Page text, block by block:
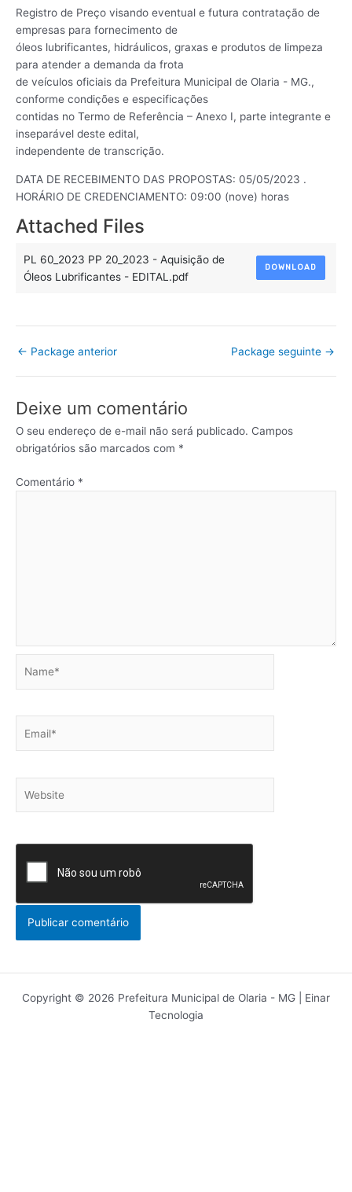
Registro de Preço visando eventual e futura contratação de
empresas para fornecimento de
óleos lubrificantes, hidráulicos, graxas e produtos de limpeza
para atender a demanda da frota
de veículos oficiais da Prefeitura Municipal de Olaria - MG.,
conforme condições e especificações
contidas no Termo de Referência – Anexo I, parte integrante e
inseparável deste edital,
independente de transcrição.
DATA DE RECEBIMENTO DAS PROPOSTAS: 05/05/2023 .
HORÁRIO DE CREDENCIAMENTO: 09:00 (nove) horas
Attached Files
PL 60_2023 PP 20_2023 - Aquisição de
Óleos Lubrificantes - EDITAL.pdf
DOWNLOAD
← Package anterior Package seguinte →
Deixe um comentário
O seu endereço de e-mail não será publicado. Campos
obrigatórios são marcados com *
Comentário *
Copyright © 2026 Prefeitura Municipal de Olaria - MG | Einar
Tecnologia